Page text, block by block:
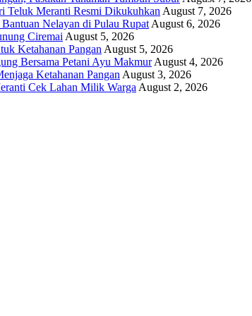
Teluk Meranti Resmi Dikukuhkan August 7, 2026
Nelayan di Pulau Rupat August 6, 2026
Ciremai August 5, 2026
Ketahanan Pangan August 5, 2026
Bersama Petani Ayu Makmur August 4, 2026
Ketahanan Pangan August 3, 2026
Cek Lahan Milik Warga August 2, 2026